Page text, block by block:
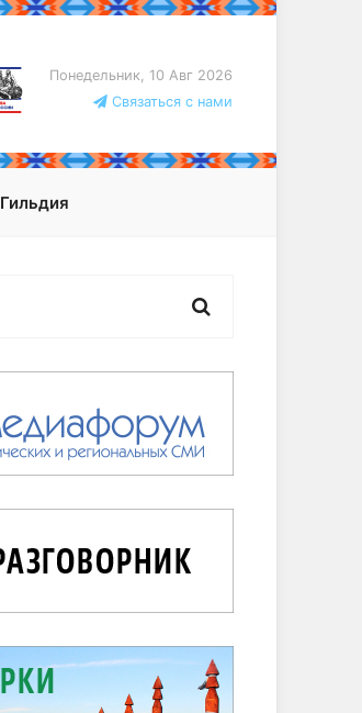
Понедельник, 10 Авг 2026
Связаться с нами
Гильдия